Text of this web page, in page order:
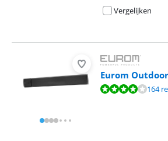
Vergelijken
Eurom
Beoordeling is 8,4 van de 10, gebaseerd op164